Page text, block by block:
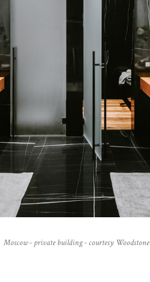
Moscow - private building - courtesy Woodstone